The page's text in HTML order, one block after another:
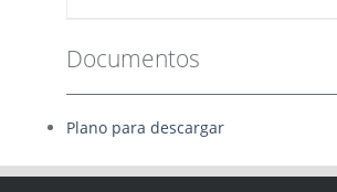
Documentos
Plano para descargar